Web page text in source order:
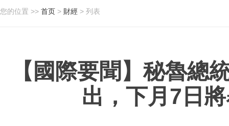
您的位置 >> 首页 > 財經 > 列表
【國際要聞】秘魯總
出，下月7日